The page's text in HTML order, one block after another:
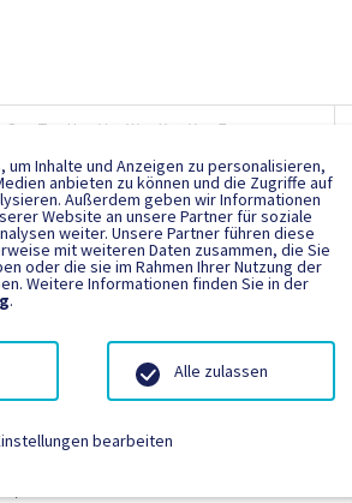
S T U V W X Y Z
Deutschland
start?lnwsd
um Inhalte und Anzeigen zu personalisieren,
anbieten zu können und die Zugriffe auf
Außerdem geben wir Informationen
Website an unsere Partner für soziale
weiter. Unsere Partner führen diese
mit weiteren Daten zusammen, die Sie
oder die sie im Rahmen Ihrer Nutzung der
Weitere Informationen finden Sie in der
.
bearbeiten
Alle zulassen